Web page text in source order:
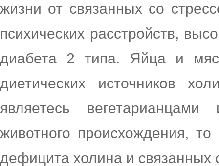
жизни от связанных со
психических расстройств,
диабета 2 типа. Яйца и
диетических источников
являетесь
животного происхождения,
дефицита холина и связанных